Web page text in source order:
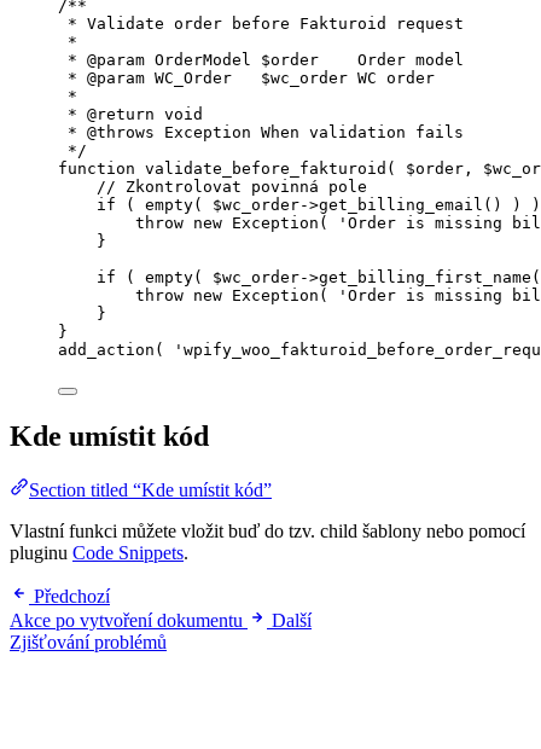
/**
* Validate order before Fakturoid request
*
* @param OrderModel $order    Order model
* @param WC_Order
   $wc_order WC order
*
* @return void
* @throws Exception When validation fails
*/
function validate_before_fakturoid ( $order ,
// Zkontrolovat povinná pole
if ( empty( $wc_order->get_billing_email ()
)
throw new Exception ( ' Order is missing
}
if ( empty( $wc_order->get_billing_first_name
throw new Exception ( ' Order is missing
}
}
add_action ( '
Kde umístit kód
Section titled “Kde umístit kód”
Vlastní funkci můžete vložit buď do tzv. child šablony nebo pomocí
pluginu Code Snippets.
Předchozí
Akce po vytvoření dokumentu
Další
Zjišťování problémů